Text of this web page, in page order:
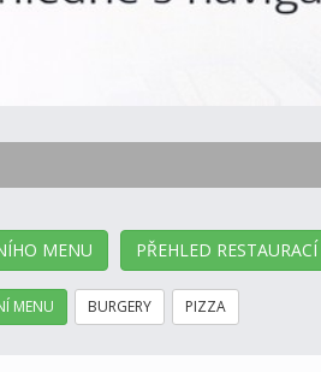
MENU PŘEHLED RESTAURACÍ
MENU BURGERY PIZZA